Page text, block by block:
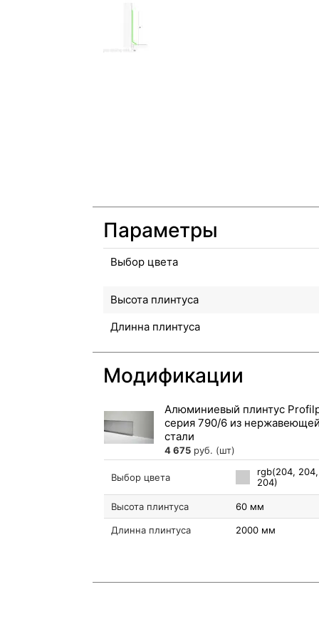
Параметры
Выбор цвета
Высота плинтуса
Длинна плинтуса
Модификации
Алюминиевый плинтус
серия 790/6 из
стали
4 675 руб. (шт)
Выбор цвета
rgb(204, 204,
204)
Высота плинтуса 60 мм
Длинна плинтуса 2000 мм